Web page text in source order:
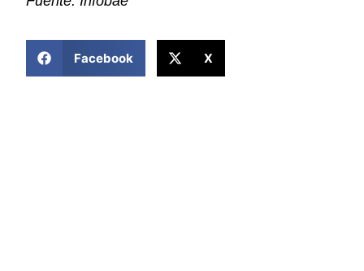
Facebook X